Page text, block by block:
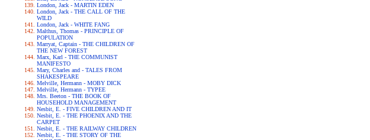
London, Jack - MARTIN EDEN
London, Jack - THE CALL OF THE
WILD
London, Jack - WHITE FANG
Malthus, Thomas - PRINCIPLE OF
POPULATION
Marryat, Captain - THE CHILDREN OF
THE NEW FOREST
Marx, Karl - THE COMMUNIST
MANIFESTO
Mary, Charles and - TALES FROM
SHAKESPEARE
Melville, Hermann - MOBY DICK
Melville, Hermann - TYPEE
Mrs. Beeton - THE BOOK OF
HOUSEHOLD MANAGEMENT
Nesbit, E. - FIVE CHILDREN AND IT
Nesbit, E. - THE PHOENIX AND THE
CARPET
Nesbit, E. - THE RAILWAY CHILDREN
Nesbit, E. - THE STORY OF THE